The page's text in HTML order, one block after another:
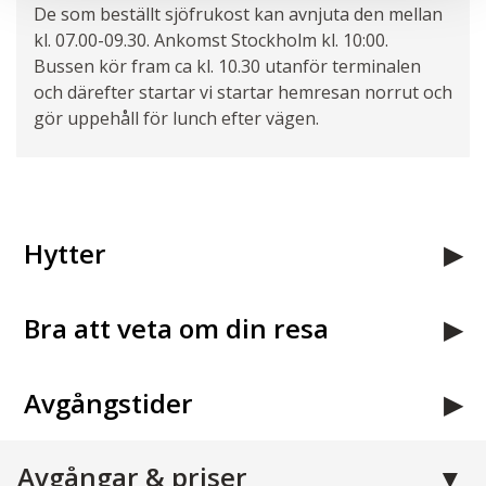
De som beställt sjöfrukost kan avnjuta den mellan
kl. 07.00-09.30. Ankomst Stockholm kl. 10:00.
Bussen kör fram ca kl. 10.30 utanför terminalen
och därefter startar vi startar hemresan norrut och
gör uppehåll för lunch efter vägen.
Hytter
Bra att veta om din resa
Avgångstider
Avgångar & priser